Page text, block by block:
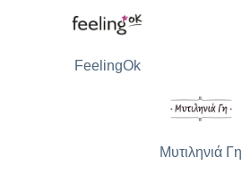
FeelingOk
Μυτιληνιά Γη